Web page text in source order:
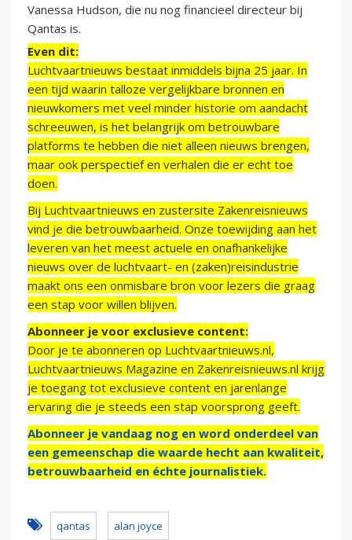
Vanessa Hudson, die nu nog financieel directeur bij
Qantas is.
Even dit:
Luchtvaartnieuws bestaat inmiddels bijna 25 jaar. In
een tijd waarin talloze vergelijkbare bronnen en
nieuwkomers met veel minder historie om aandacht
schreeuwen, is het belangrijk om betrouwbare
platforms te hebben die niet alleen nieuws brengen,
maar ook perspectief en verhalen die er echt toe
doen.
Bij Luchtvaartnieuws en zustersite Zakenreisnieuws
vind je die betrouwbaarheid. Onze toewijding aan het
leveren van het meest actuele en onafhankelijke
nieuws over de luchtvaart- en (zaken)reisindustrie
maakt ons een onmisbare bron voor lezers die graag
een stap voor willen blijven.
Abonneer je voor exclusieve content:
Door je te abonneren op Luchtvaartnieuws.nl,
Luchtvaartnieuws Magazine en Zakenreisnieuws.nl krijg
je toegang tot exclusieve content en jarenlange
ervaring die je steeds een stap voorsprong geeft.
Abonneer je vandaag nog en word onderdeel van
een gemeenschap die waarde hecht aan kwaliteit,
betrouwbaarheid en échte journalistiek.
qantas alan joyce